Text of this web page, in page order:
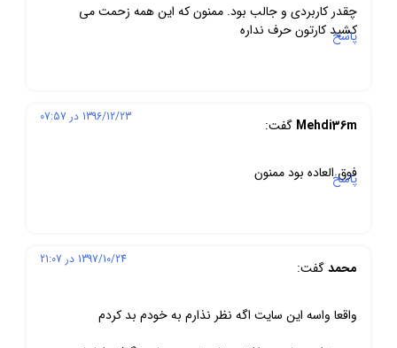
چقدر کاربردی و جالب بود. ممنون که این همه زحمت می
کشید کارتون حرف نداره
پاسخ
Mehdi36m گفت: 1396/12/23 در 07:57
فوق العاده بود ممنون
پاسخ
محمدگفت: 1397/10/24 در 21:07
واقعا واسه این سایت اگه نظر نذارم به خودم بد کردم